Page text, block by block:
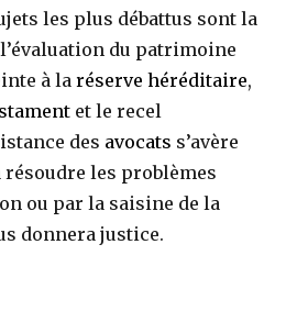
les plus débattus sont la
du patrimoine
à laréserve héréditaire,
et le recel
des avocats s’avère
les problèmes
ou par la saisine de la
donnera justice.